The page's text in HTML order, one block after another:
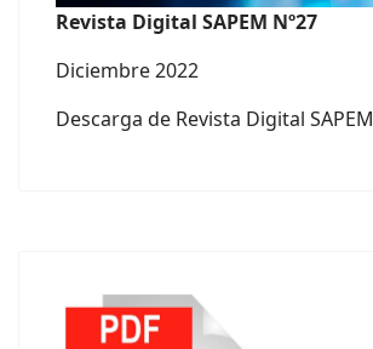
Revista Digital SAPEM Nº27
Diciembre 2022
Descarga de Revista Digital SAPEM